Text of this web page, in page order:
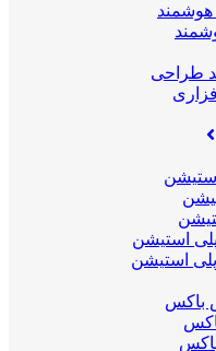
طراحی
استیشن
استیشن
باکس